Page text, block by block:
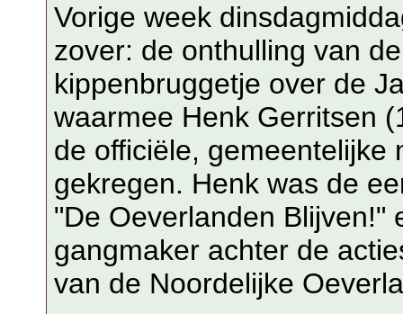
Vorige week
zover: de onthulling van
kippenbruggetje over de
waarmee Henk Gerritsen
de officiële, gemeentelijke
gekregen. Henk was de
"De Oeverlanden Blijven!"
gangmaker achter de
van de Noordelijke